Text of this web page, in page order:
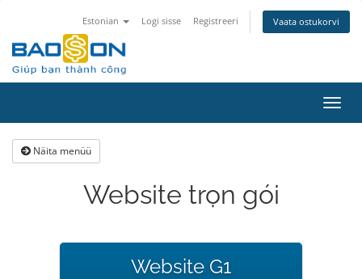
Estonian Logi sisse Registreeri Vaata ostukorvi
Näita menüü
Website trọn gói
Website G1